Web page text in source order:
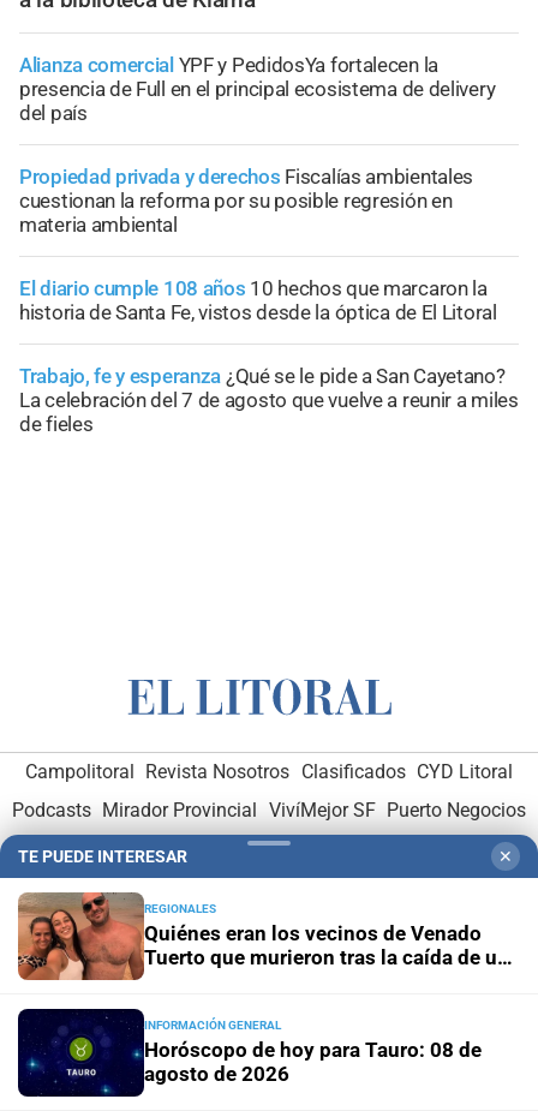
Alianza comercial YPF y PedidosYa fortalecen la
presencia de Full en el principal ecosistema de delivery
del país
Propiedad privada y derechos Fiscalías ambientales
cuestionan la reforma por su posible regresión en
materia ambiental
El diario cumple 108 años 10 hechos que marcaron la
historia de Santa Fe, vistos desde la óptica de El Litoral
Trabajo, fe y esperanza ¿Qué se le pide a San Cayetano?
La celebración del 7 de agosto que vuelve a reunir a miles
de fieles
Campolitoral Revista Nosotros Clasificados CYD Litoral
Podcasts Mirador Provincial VivíMejor SF Puerto Negocios
Notife
Educacion SF
Hemeroteca Digital (1930-1979)
Administración y Publicidad-Elementos institucionales
Opcionales con El Litoral
TE PUEDE INTERESAR ✕
REGIONALES
Quiénes eran los vecinos de Venado
Tuerto que murieron tras la caída de un
INFORMACIÓN GENERAL
Horóscopo de hoy para Tauro: 08 de
agosto de 2026